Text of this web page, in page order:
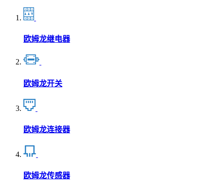
欧姆龙继电器
欧姆龙开关
欧姆龙连接器
欧姆龙传感器